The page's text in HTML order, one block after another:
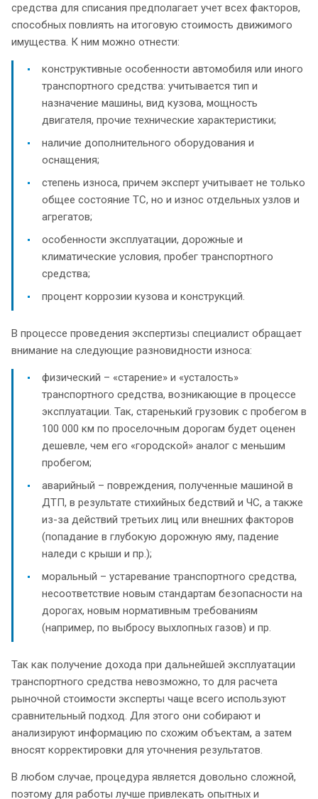
средства для списания предполагает учет всех факторов,
способных повлиять на итоговую стоимость движимого
имущества. К ним можно отнести:
конструктивные особенности автомобиля или иного
транспортного средства: учитывается тип и
назначение машины, вид кузова, мощность
двигателя, прочие технические характеристики;
наличие дополнительного оборудования и
оснащения;
степень износа, причем эксперт учитывает не только
общее состояние ТС, но и износ отдельных узлов и
агрегатов;
особенности эксплуатации, дорожные и
климатические условия, пробег транспортного
средства;
процент коррозии кузова и конструкций.
В процессе проведения экспертизы специалист обращает
внимание на следующие разновидности износа:
физический – «старение» и «усталость»
транспортного средства, возникающие в процессе
эксплуатации. Так, старенький грузовик с пробегом в
100 000 км по проселочным дорогам будет оценен
дешевле, чем его «городской» аналог с меньшим
пробегом;
аварийный – повреждения, полученные машиной в
ДТП, в результате стихийных бедствий и ЧС, а также
из-за действий третьих лиц или внешних факторов
(попадание в глубокую дорожную яму, падение
наледи с крыши и пр.);
моральный – устаревание транспортного средства,
несоответствие новым стандартам безопасности на
дорогах, новым нормативным требованиям
(например, по выбросу выхлопных газов) и пр.
Так как получение дохода при дальнейшей эксплуатации
транспортного средства невозможно, то для расчета
рыночной стоимости эксперты чаще всего используют
сравнительный подход. Для этого они собирают и
анализируют информацию по схожим объектам, а затем
вносят корректировки для уточнения результатов.
В любом случае, процедура является довольно сложной,
поэтому для работы лучше привлекать опытных и